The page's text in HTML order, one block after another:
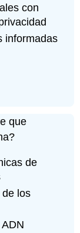
con
informadas
que
de
de los